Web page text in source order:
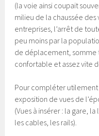
(la voie ainsi coupait
milieu de la chaussée
entreprises, l’arrêt de
peu moins par la
de déplacement,
confortable et assez vite
Pour compléter
exposition de vues de
(Vues à insérer : la gare,
les cables, les rails).